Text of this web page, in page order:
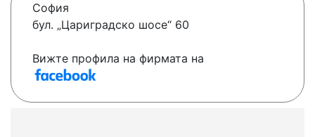
София
бул. „Цариградско шосе“ 60
Вижте профила на фирмата на